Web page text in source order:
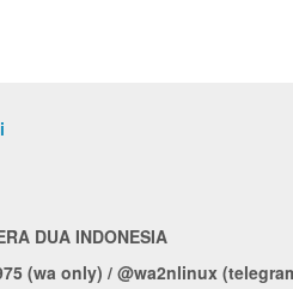
DUA INDONESIA
(wa only) / @wa2nlinux